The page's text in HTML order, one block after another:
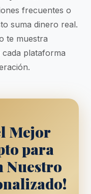
frecuentes o
suma dinero real.
te muestra
plataforma
Mejor
para
Nuestro